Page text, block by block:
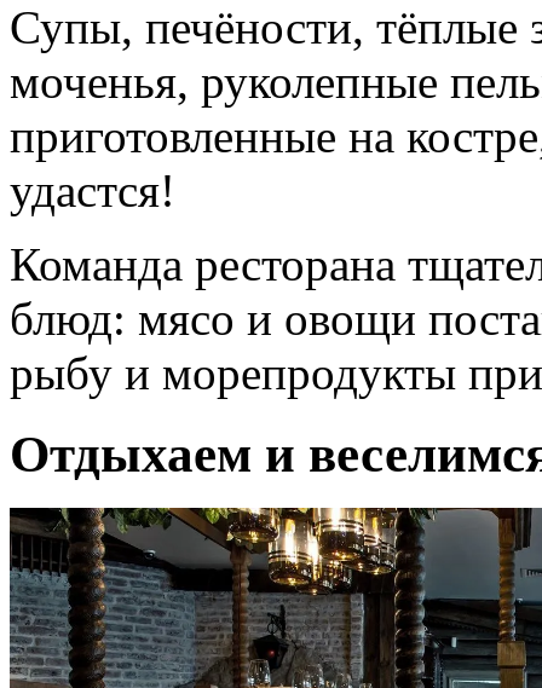
Супы, печёности, тёплые
моченья, руколепные
приготовленные на
удастся!
Команда ресторана
блюд: мясо и овощи
рыбу и морепродукты
Отдыхаем и